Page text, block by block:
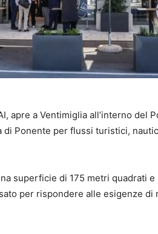
apre a Ventimiglia all’interno del
Ponente per flussi turistici,
superficie di 175 metri quadrati
per rispondere alle esigenze